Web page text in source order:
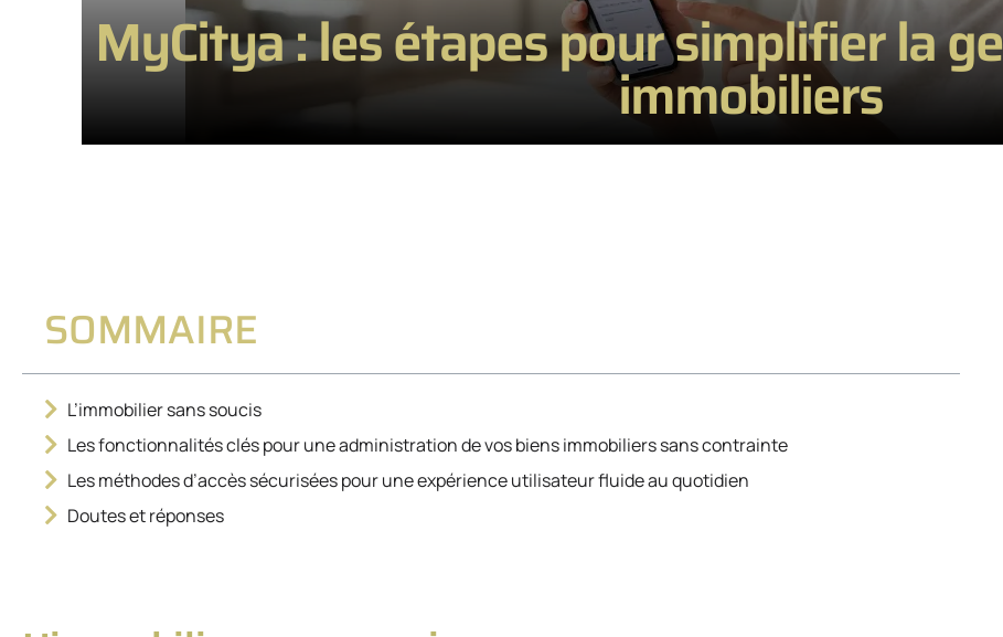
MyCitya : les étapes pour simplifier la
immobiliers
SOMMAIRE
L’immobilier sans soucis
Les fonctionnalités clés pour une administration de vos biens immobiliers sans contrainte
Les méthodes d’accès sécurisées pour une expérience utilisateur fluide au quotidien
Doutes et réponses